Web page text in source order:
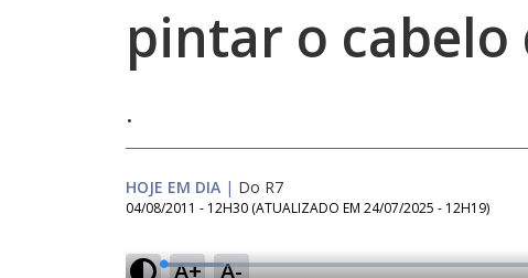
pintar o cabelo
.
HOJE EM DIA | Do R7
04/08/2011 - 12H30 (ATUALIZADO EM 24/07/2025 - 12H19)
A+ A-
L